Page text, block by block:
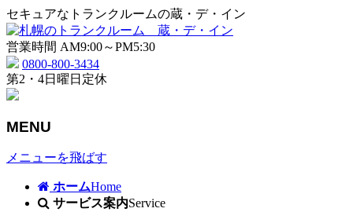
セキュアなトランクルームの蔵・デ・イン
営業時間 AM9:00～PM5:30
0800-800-3434
第2・4日曜日定休
MENU
メニューを飛ばす
ホームHome
サービス案内Service